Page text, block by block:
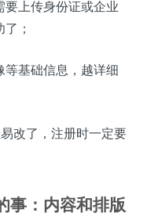
要上传身份证或企业
；
基础信息，越详细
改了，注册时一定要
事：内容和排版